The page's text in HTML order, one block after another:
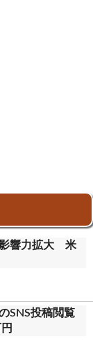
影響力拡大 米
SNS投稿閲覧